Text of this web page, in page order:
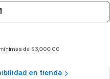
de $3,000.00
en tienda